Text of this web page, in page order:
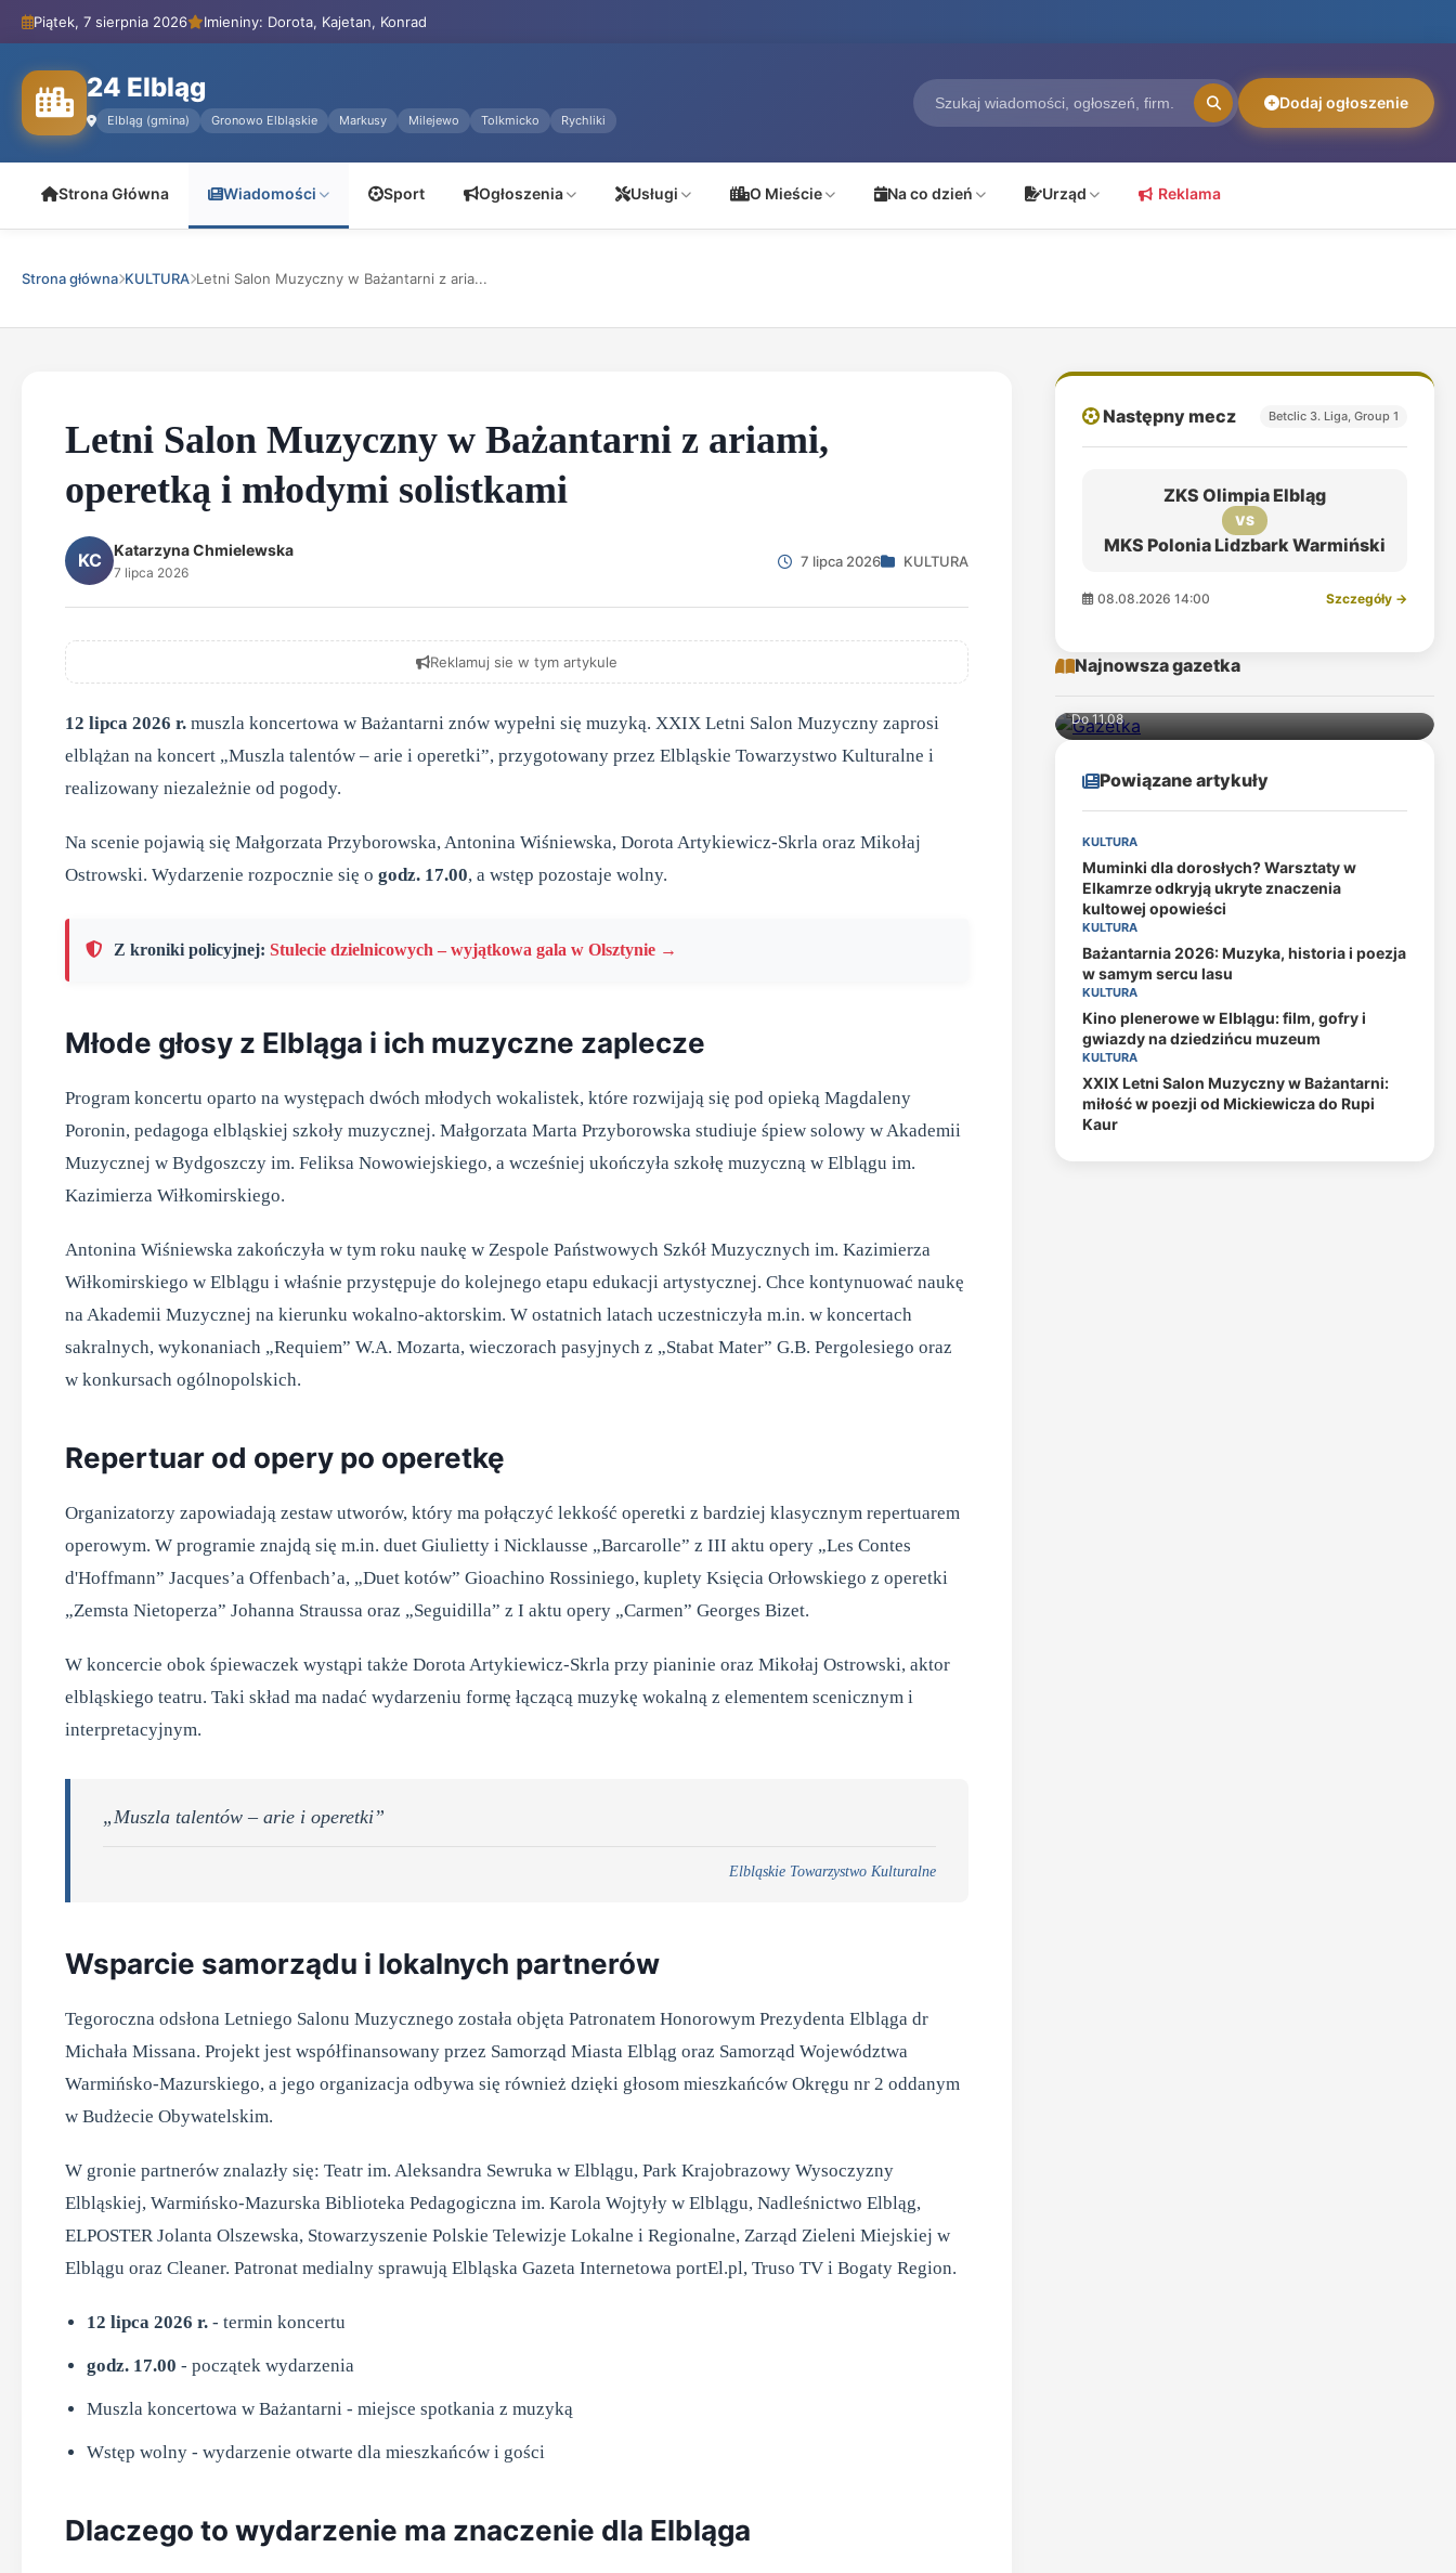
Piątek, 7 sierpnia 2026 Imieniny: Dorota, Kajetan, Konrad
24 Elbląg
Elbląg (gmina) Gronowo Elbląskie Markusy Milejewo Tolkmicko Rychliki
Dodaj ogłoszenie
Strona Główna Wiadomości Sport Ogłoszenia Usługi O Mieście Na co dzień Urząd Reklama
Strona główna KULTURA Letni Salon Muzyczny w Bażantarni z aria...
Letni Salon Muzyczny w Bażantarni z ariami,
operetką i młodymi solistkami
KC Katarzyna Chmielewska
7 lipca 2026
7 lipca 2026 KULTURA
Reklamuj sie w tym artykule
12 lipca 2026 r. muszla koncertowa w Bażantarni znów wypełni się muzyką. XXIX Letni Salon Muzyczny zaprosi
elblążan na koncert „Muszla talentów – arie i operetki”, przygotowany przez Elbląskie Towarzystwo Kulturalne i
realizowany niezależnie od pogody.
Na scenie pojawią się Małgorzata Przyborowska, Antonina Wiśniewska, Dorota Artykiewicz-Skrla oraz Mikołaj
Ostrowski. Wydarzenie rozpocznie się o godz. 17.00, a wstęp pozostaje wolny.
Z kroniki policyjnej: Stulecie dzielnicowych – wyjątkowa gala w Olsztynie →
Młode głosy z Elbląga i ich muzyczne zaplecze
Program koncertu oparto na występach dwóch młodych wokalistek, które rozwijają się pod opieką Magdaleny
Poronin, pedagoga elbląskiej szkoły muzycznej. Małgorzata Marta Przyborowska studiuje śpiew solowy w Akademii
Muzycznej w Bydgoszczy im. Feliksa Nowowiejskiego, a wcześniej ukończyła szkołę muzyczną w Elblągu im.
Kazimierza Wiłkomirskiego.
Antonina Wiśniewska zakończyła w tym roku naukę w Zespole Państwowych Szkół Muzycznych im. Kazimierza
Wiłkomirskiego w Elblągu i właśnie przystępuje do kolejnego etapu edukacji artystycznej. Chce kontynuować naukę
na Akademii Muzycznej na kierunku wokalno-aktorskim. W ostatnich latach uczestniczyła m.in. w koncertach
sakralnych, wykonaniach „Requiem” W.A. Mozarta, wieczorach pasyjnych z „Stabat Mater” G.B. Pergolesiego oraz
w konkursach ogólnopolskich.
Repertuar od opery po operetkę
Organizatorzy zapowiadają zestaw utworów, który ma połączyć lekkość operetki z bardziej klasycznym repertuarem
operowym. W programie znajdą się m.in. duet Giulietty i Nicklausse „Barcarolle” z III aktu opery „Les Contes
d'Hoffmann” Jacques’a Offenbach’a, „Duet kotów” Gioachino Rossiniego, kuplety Księcia Orłowskiego z operetki
„Zemsta Nietoperza” Johanna Straussa oraz „Seguidilla” z I aktu opery „Carmen” Georges Bizet.
W koncercie obok śpiewaczek wystąpi także Dorota Artykiewicz-Skrla przy pianinie oraz Mikołaj Ostrowski, aktor
elbląskiego teatru. Taki skład ma nadać wydarzeniu formę łączącą muzykę wokalną z elementem scenicznym i
interpretacyjnym.
„Muszla talentów – arie i operetki”
Elbląskie Towarzystwo Kulturalne
Wsparcie samorządu i lokalnych partnerów
Tegoroczna odsłona Letniego Salonu Muzycznego została objęta Patronatem Honorowym Prezydenta Elbląga dr
Michała Missana. Projekt jest współfinansowany przez Samorząd Miasta Elbląg oraz Samorząd Województwa
Warmińsko-Mazurskiego, a jego organizacja odbywa się również dzięki głosom mieszkańców Okręgu nr 2 oddanym
w Budżecie Obywatelskim.
W gronie partnerów znalazły się: Teatr im. Aleksandra Sewruka w Elblągu, Park Krajobrazowy Wysoczyzny
Elbląskiej, Warmińsko-Mazurska Biblioteka Pedagogiczna im. Karola Wojtyły w Elblągu, Nadleśnictwo Elbląg,
ELPOSTER Jolanta Olszewska, Stowarzyszenie Polskie Telewizje Lokalne i Regionalne, Zarząd Zieleni Miejskiej w
Elblągu oraz Cleaner. Patronat medialny sprawują Elbląska Gazeta Internetowa portEl.pl, Truso TV i Bogaty Region.
12 lipca 2026 r. - termin koncertu
godz. 17.00 - początek wydarzenia
Muszla koncertowa w Bażantarni - miejsce spotkania z muzyką
Wstęp wolny - wydarzenie otwarte dla mieszkańców i gości
Dlaczego to wydarzenie ma znaczenie dla Elbląga
Następny mecz Betclic 3. Liga, Group 1
ZKS Olimpia Elbląg
VS
MKS Polonia Lidzbark Warmiński
08.08.2026 14:00 Szczegóły →
Najnowsza gazetka
Do 11.08
Powiązane artykuły
KULTURA
Muminki dla dorosłych? Warsztaty w
Elkamrze odkryją ukryte znaczenia
kultowej opowieści
KULTURA
Bażantarnia 2026: Muzyka, historia i poezja
w samym sercu lasu
KULTURA
Kino plenerowe w Elblągu: film, gofry i
gwiazdy na dziedzińcu muzeum
KULTURA
XXIX Letni Salon Muzyczny w Bażantarni:
miłość w poezji od Mickiewicza do Rupi
Kaur